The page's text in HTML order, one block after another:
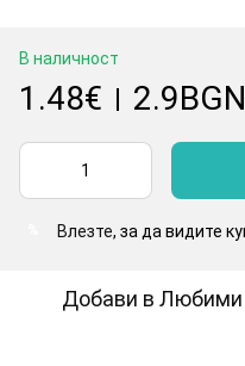
В наличност
1.48€ | 2.9BGN
Влезте, за да видите
Добави в Любими